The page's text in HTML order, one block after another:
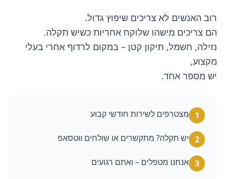
רוב האנשים לא צריכים שיפוץ גדול.
הם צריכים מישהו שלוקח אחריות כשיש תקלה.
נזילה, חשמל, תיקון קטן – במקום לרדוף אחרי בעלי
מקצוע,
יש מספר אחד.
1 מצטרפים לשירות חודשי קבוע
2 יש תקלה? מתקשרים או שולחים ווטסאפ
3 אנחנו מטפלים – ואתם רגועים